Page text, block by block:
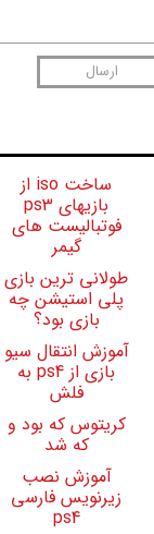
ارسال
ساخت iso از
بازیهای ps3
فوتبالیست های
گیمر
طولانی ترین بازی
پلی استیشن چه
بازی بود؟
آموزش انتقال سیو
بازی از ps4 به
فلش
کریتوس که بود و
که شد
آموزش نصب
زیرنویس فارسی
ps4